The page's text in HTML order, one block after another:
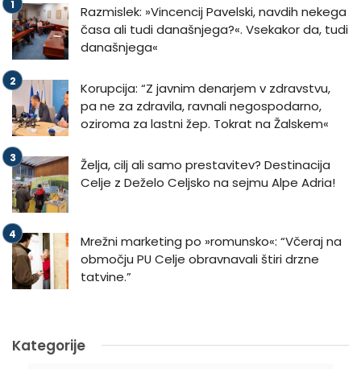
Razmislek: »Vincencij Pavelski, navdih nekega
časa ali tudi današnjega?«. Vsekakor da, tudi
današnjega«
Korupcija: “Z javnim denarjem v zdravstvu,
pa ne za zdravila, ravnali negospodarno,
oziroma za lastni žep. Tokrat na Žalskem«
Želja, cilj ali samo prestavitev? Destinacija
Celje z Deželo Celjsko na sejmu Alpe Adria!
Mrežni marketing po »romunsko«: “Včeraj na
območju PU Celje obravnavali štiri drzne
tatvine.”
Kategorije